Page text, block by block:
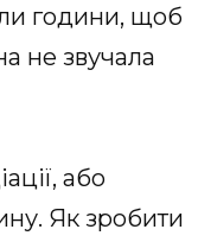
години, щоб
не звучала
або
Як зробити